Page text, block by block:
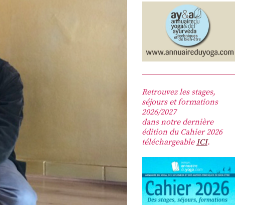
Retrouvez les stages,
séjours et formations
2026/2027
dans notre dernière
édition du Cahier 2026
téléchargeableICI.